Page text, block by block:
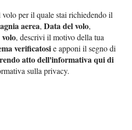
per il quale stai richiedendo il
aerea,Data del volo,
, descrivi il motivo della tua
verificatosie apponi il segno di
atto dell'informativa qui di
sulla privacy.